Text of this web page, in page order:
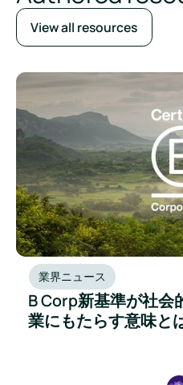
View all resources
業界ニュース
B Corp新基準が社会
業にもたらす意味と